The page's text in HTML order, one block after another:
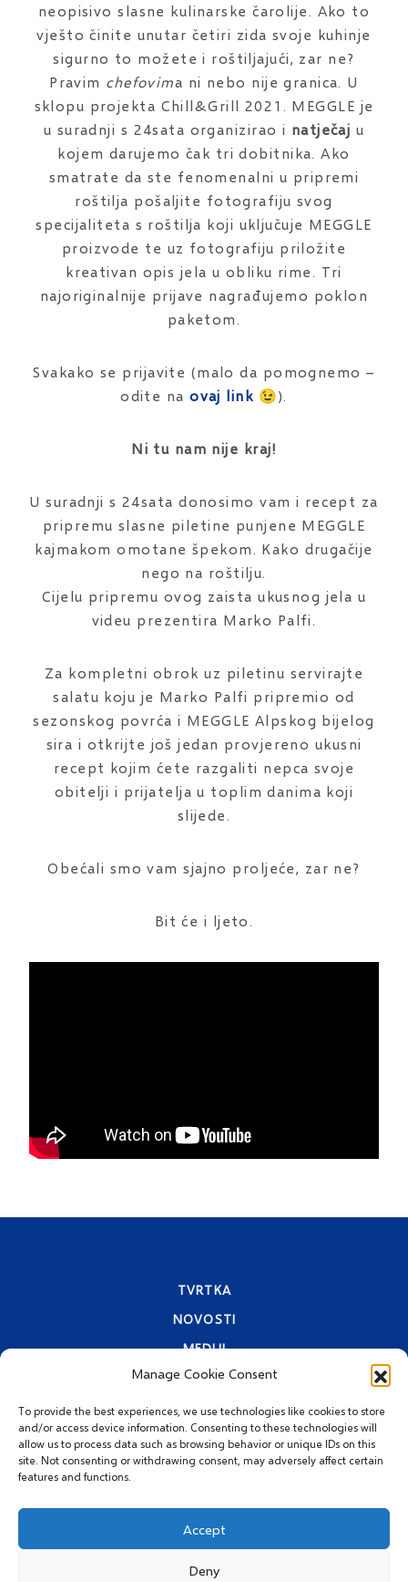
Manage Cookie Consent
To provide the best experiences, we use technologies like cookies to store
and/or access device information. Consenting to these technologies will
allow us to process data such as browsing behavior or unique IDs on this
site. Not consenting or withdrawing consent, may adversely affect certain
features and functions.
Accept
Deny
neopisivo slasne kulinarske čarolije. Ako to
vješto činite unutar četiri zida svoje kuhinje
sigurno to možete i roštiljajući, zar ne?
Pravim chefovima ni nebo nije granica. U
sklopu projekta Chill&Grill 2021. MEGGLE je
u suradnji s 24sata organizirao i natječaj u
kojem darujemo čak tri dobitnika. Ako
smatrate da ste fenomenalni u pripremi
roštilja pošaljite fotografiju svog
specijaliteta s roštilja koji uključuje MEGGLE
proizvode te uz fotografiju priložite
kreativan opis jela u obliku rime. Tri
najoriginalnije prijave nagrađujemo poklon
paketom.
Svakako se prijavite (malo da pomognemo –
odite naovaj link 😉).
Ni tu nam nije kraj!
U suradnji s 24sata donosimo vam i recept za
pripremu slasne piletine punjene MEGGLE
kajmakom omotane špekom. Kako drugačije
nego na roštilju.
Cijelu pripremu ovog zaista ukusnog jela u
videu prezentira Marko Palfi.
Za kompletni obrok uz piletinu servirajte
salatu koju je Marko Palfi pripremio od
sezonskog povrća i MEGGLE Alpskog bijelog
sira i otkrijte još jedan provjereno ukusni
recept kojim ćete razgaliti nepca svoje
obitelji i prijatelja u toplim danima koji
slijede.
Obećali smo vam sjajno proljeće, zar ne?
Bit će i ljeto.
TVRTKA
NOVOSTI
MEDIJI
KONTAKTI
PRAVA PRIVATNOSTI